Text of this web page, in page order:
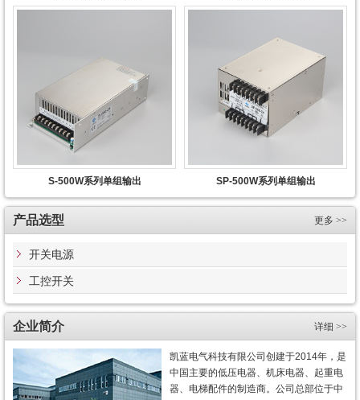
S-500W系列单组输出 SP-500W系列单组输出
产品选型 更多 >>
开关电源
工控开关
企业简介 详细 >>
凯蓝电气科技有限公司创建于2014年，是
中国主要的低压电器、机床电器、起重电
器、电梯配件的制造商。公司总部位于中